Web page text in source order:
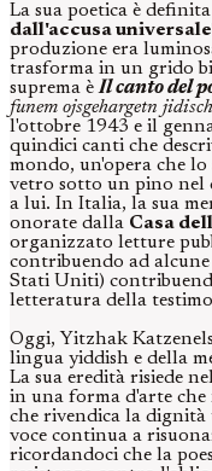
La sua poetica è
dall'accusa
produzione era
trasforma in un grido
suprema èIl canto del
funem ojsgehargetn
l'ottobre 1943 e il
quindici canti che
mondo, un'opera che
vetro sotto un pino nel
a lui. In Italia, la sua
onorate dalla Casa
organizzato letture
contribuendo ad
Stati Uniti)
letteratura della
Oggi, Yitzhak
lingua yiddish e della
La sua eredità risiede
in una forma d'arte che
che rivendica la
voce continua a
ricordandoci che la